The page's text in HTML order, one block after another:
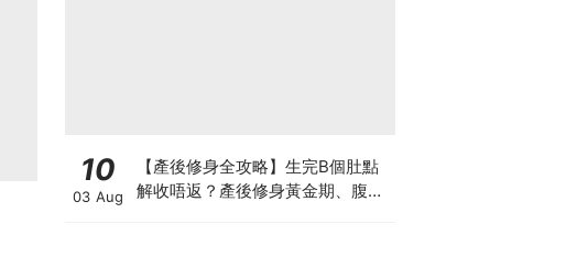
10
03 Aug
【產後修身全攻略】生完B個肚點
解收唔返？產後修身黃金期、腹直